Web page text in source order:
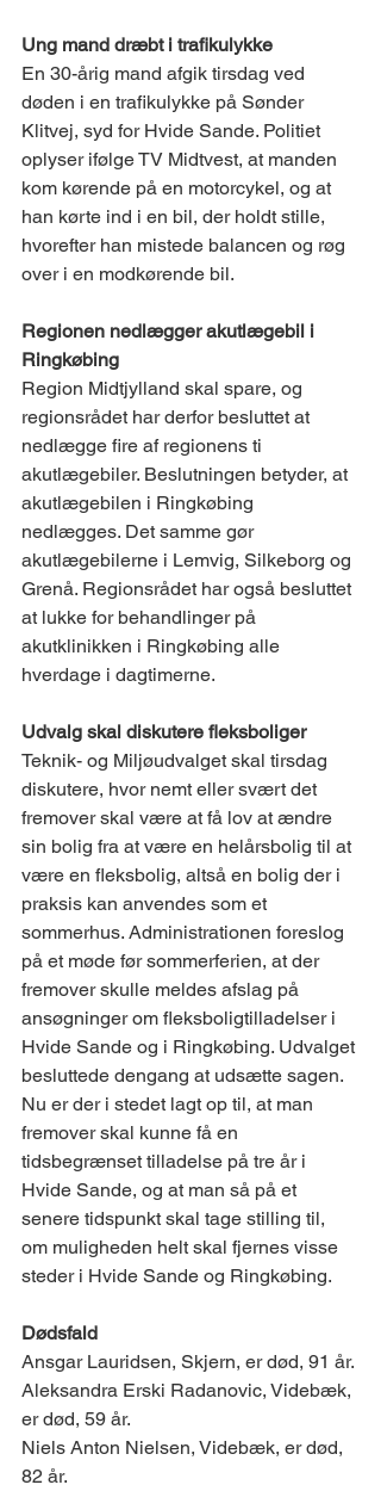
Ung mand dræbt i trafikulykke
En 30-årig mand afgik tirsdag ved
døden i en trafikulykke på Sønder
Klitvej, syd for Hvide Sande. Politiet
oplyser ifølge TV Midtvest, at manden
kom kørende på en motorcykel, og at
han kørte ind i en bil, der holdt stille,
hvorefter han mistede balancen og røg
over i en modkørende bil.
Regionen nedlægger akutlægebil i
Ringkøbing
Region Midtjylland skal spare, og
regionsrådet har derfor besluttet at
nedlægge fire af regionens ti
akutlægebiler. Beslutningen betyder, at
akutlægebilen i Ringkøbing
nedlægges. Det samme gør
akutlægebilerne i Lemvig, Silkeborg og
Grenå. Regionsrådet har også besluttet
at lukke for behandlinger på
akutklinikken i Ringkøbing alle
hverdage i dagtimerne.
Udvalg skal diskutere fleksboliger
Teknik- og Miljøudvalget skal tirsdag
diskutere, hvor nemt eller svært det
fremover skal være at få lov at ændre
sin bolig fra at være en helårsbolig til at
være en fleksbolig, altså en bolig der i
praksis kan anvendes som et
sommerhus. Administrationen foreslog
på et møde før sommerferien, at der
fremover skulle meldes afslag på
ansøgninger om fleksboligtilladelser i
Hvide Sande og i Ringkøbing. Udvalget
besluttede dengang at udsætte sagen.
Nu er der i stedet lagt op til, at man
fremover skal kunne få en
tidsbegrænset tilladelse på tre år i
Hvide Sande, og at man så på et
senere tidspunkt skal tage stilling til,
om muligheden helt skal fjernes visse
steder i Hvide Sande og Ringkøbing.
Dødsfald
Ansgar Lauridsen, Skjern, er død, 91 år.
Aleksandra Erski Radanovic, Videbæk,
er død, 59 år.
Niels Anton Nielsen, Videbæk, er død,
82 år.